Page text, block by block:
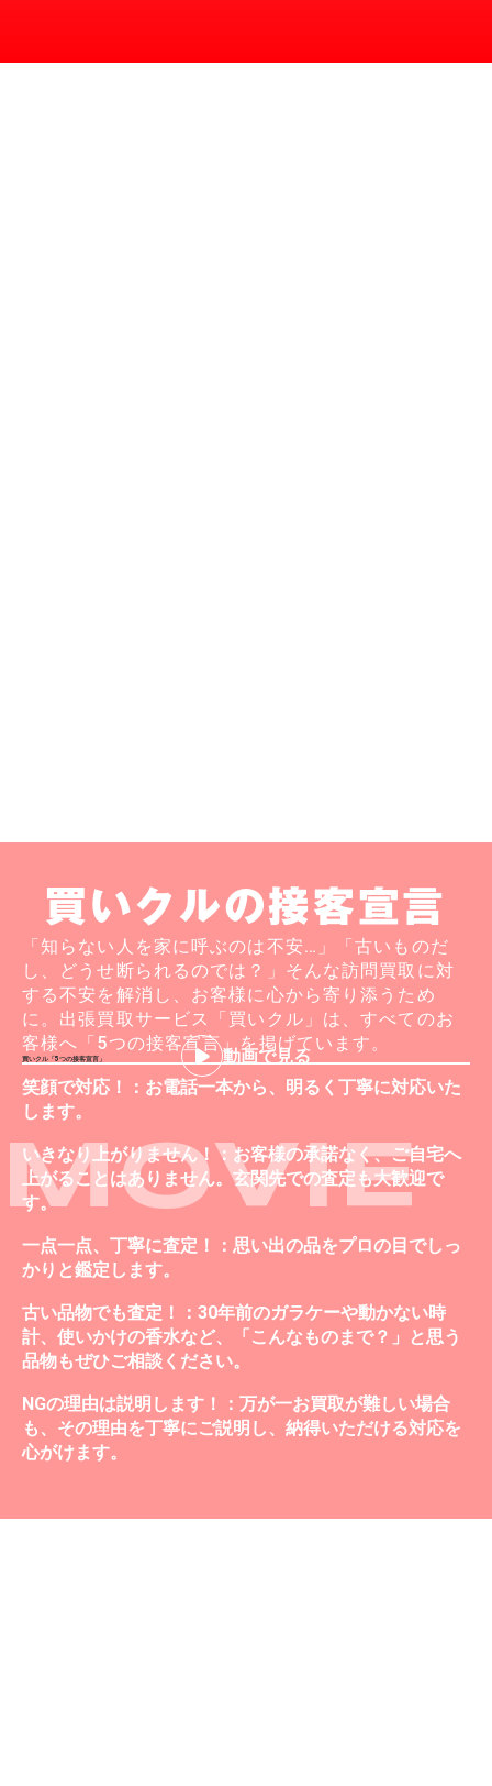
買いクルの接客宣言
「知らない人を家に呼ぶのは不安…」「古いものだ
し、どうせ断られるのでは？」そんな訪問買取に対
する不安を解消し、お客様に心から寄り添うため
に。出張買取サービス「買いクル」は、すべてのお
客様へ「5つの接客宣言」を掲げています。
動画で見る
買いクル「5つの接客宣言」
笑顔で対応！：お電話一本から、明るく丁寧に対応いた
します。
いきなり上がりません！：お客様の承諾なく、ご自宅へ
上がることはありません。玄関先での査定も大歓迎で
す。
一点一点、丁寧に査定！：思い出の品をプロの目でしっ
かりと鑑定します。
古い品物でも査定！：30年前のガラケーや動かない時
計、使いかけの香水など、「こんなものまで？」と思う
品物もぜひご相談ください。
NGの理由は説明します！：万が一お買取が難しい場合
も、その理由を丁寧にご説明し、納得いただける対応を
心がけます。
MOVIE